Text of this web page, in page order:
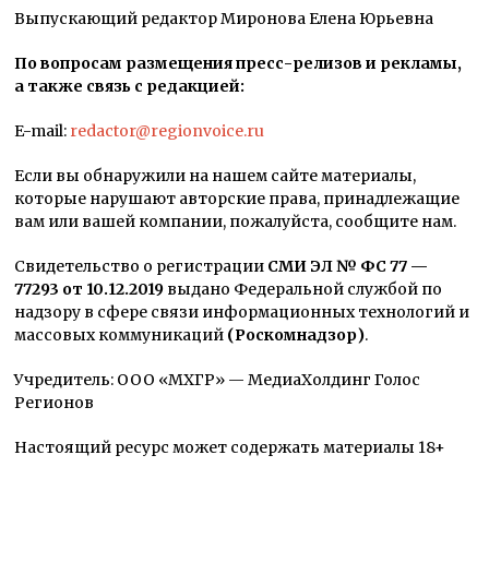
Выпускающий редактор Миронова Елена Юрьевна
По вопросам размещения пресс-релизов и рекламы,
а также связь с редакцией:
E-mail: redactor@regionvoice.ru
Если вы обнаружили на нашем сайте материалы,
которые нарушают авторские права, принадлежащие
вам или вашей компании, пожалуйста, сообщите нам.
Свидетельство о регистрации СМИ ЭЛ № ФС 77 —
77293 от 10.12.2019 выдано Федеральной службой по
надзору в сфере связи информационных технологий и
массовых коммуникаций (Роскомнадзор).
Учредитель: ООО «МХГР» — МедиаХолдинг Голос
Регионов
Настоящий ресурс может содержать материалы 18+